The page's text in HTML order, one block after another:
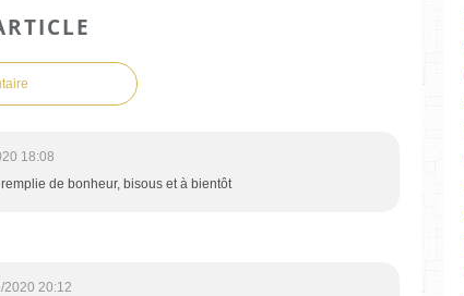
18:08
de bonheur, bisous et à bientôt
2020 20:12